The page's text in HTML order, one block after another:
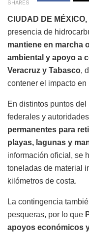
SHARES
CIUDAD DE
presencia de
mantiene en marcha
ambiental y apoyo a
Veracruz y Tabasco,
contener el impacto
En distintos puntos
federales y
permanentes para
playas, lagunas y
información oficial, se
toneladas de material
kilómetros de costa.
La contingencia
pesqueras, por lo que
apoyos económicos